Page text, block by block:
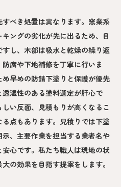
べき処置は異なります。窯業系
ングの劣化が先に出るため、目
し、木部は吸水と乾燥の繰り返
腐や下地補修を丁寧に行いま
早めの防錆下塗りと保護が優先
湿性のある塗料選定が肝心で
い反面、見積もりが高くなるこ
点もあります。見積りでは下塗
、主要作業を担当する業者名や
心です。私たち職人は現地の状
の効果を目指す提案をします。